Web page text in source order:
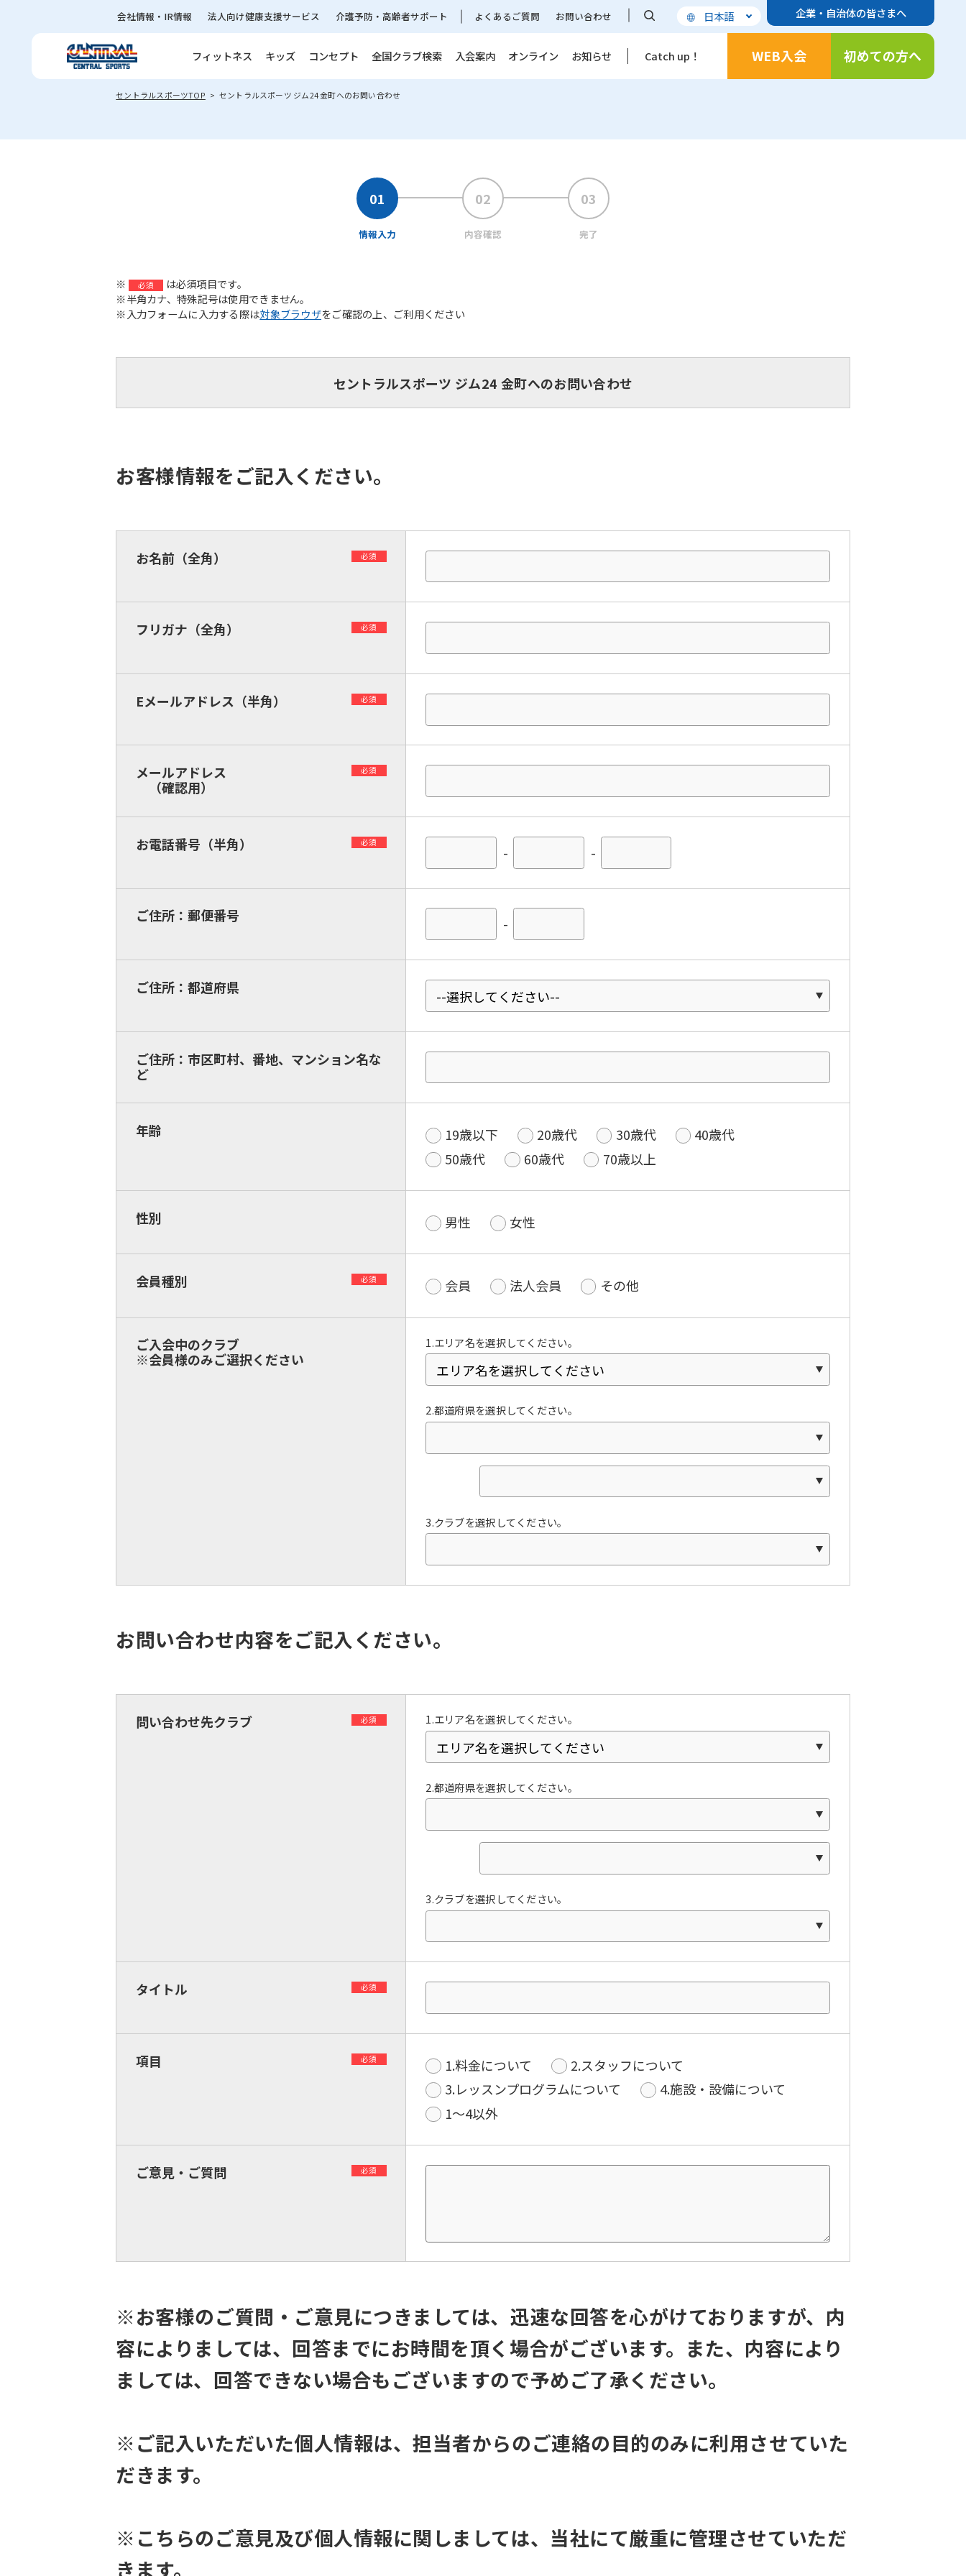
会社情報・IR情報 法人向け健康支援サービス 介護予防・高齢者サポート よくあるご質問 お問い合わせ 日本語 企業・自治体の皆さまへ
フィットネス キッズ コンセプト 全国クラブ検索 入会案内 オンライン お知らせ Catch up！ WEB入会 初めての方へ
セントラルスポーツTOP セントラルスポーツ ジム24 金町へのお問い合わせ
情報入力 内容確認 完了
※ 必須
は必須項目です。
※半角カナ、特殊記号は使用できません。
※入力フォームに入力する際は対象ブラウザをご確認の上、ご利用ください
セントラルスポーツ ジム24 金町へのお問い合わせ
お客様情報をご記入ください。
お名前（全角） 必須
フリガナ（全角） 必須
Eメールアドレス（半角） 必須
メールアドレス
（確認用）
必須
お電話番号（半角） 必須
- -
ご住所：郵便番号 -
ご住所：都道府県
ご住所：市区町村、番地、マンション名な
ど
年齢 19歳以下 20歳代 30歳代
40歳代
50歳代
60歳代 70歳以上
性別 男性 女性
会員種別 必須 会員 法人会員 その他
ご入会中のクラブ
※会員様のみご選択ください
1.エリア名を選択してください。
2.都道府県を選択してください。
3.クラブを選択してください。
お問い合わせ内容をご記入ください。
問い合わせ先クラブ 必須 1.エリア名を選択してください。
2.都道府県を選択してください。
3.クラブを選択してください。
タイトル 必須
項目 必須 1.料金について
2.スタッフについて
3.レッスンプログラムについて
4.施設・設備について
1〜4以外
ご意見・ご質問 必須
※お客様のご質問・ご意見につきましては、迅速な回答を心がけておりますが、内
容によりましては、回答までにお時間を頂く場合がございます。また、内容により
ましては、回答できない場合もございますので予めご了承ください。
※ご記入いただいた個人情報は、担当者からのご連絡の目的のみに利用させていた
だきます。
※こちらのご意見及び個人情報に関しましては、当社にて厳重に管理させていただ
きます。
For foreigners
Central Sports official website is
English. Click the link below (start
automatic translation) to return to
translation service, the Japanese
version of this website will be
fully understand this before using
the service.
Automatic translation start